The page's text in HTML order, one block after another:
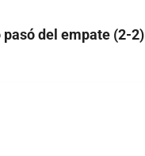
pasó del empate (2-2)